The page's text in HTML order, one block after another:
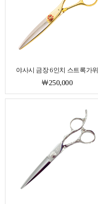
야사시 금장 6인치 스트록가위
￦250,000